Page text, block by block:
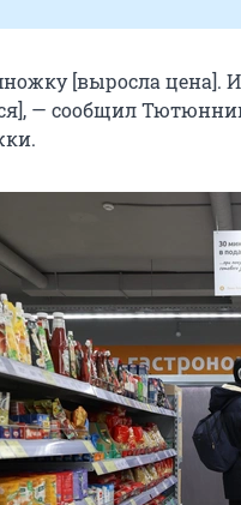
[выросла цена].
— сообщил